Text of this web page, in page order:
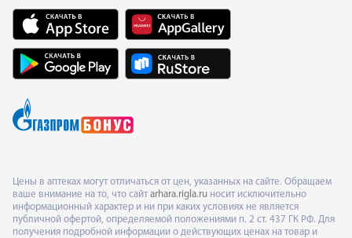
Цены в аптеках могут отличаться от цен, указанных на сайте. Обращаем
ваше внимание на то, что сайт arhara.rigla.ru носит исключительно
информационный характер и ни при каких условиях не является
публичной офертой, определяемой положениями п. 2 ст. 437 ГК РФ. Для
получения подробной информации о действующих ценах на товар и